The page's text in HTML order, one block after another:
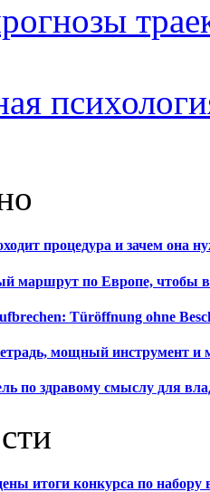
процедура и зачем она
маршрут по Европе, чтобы
Türöffnung ohne
мощный инструмент и
по здравому смыслу для
итоги конкурса по